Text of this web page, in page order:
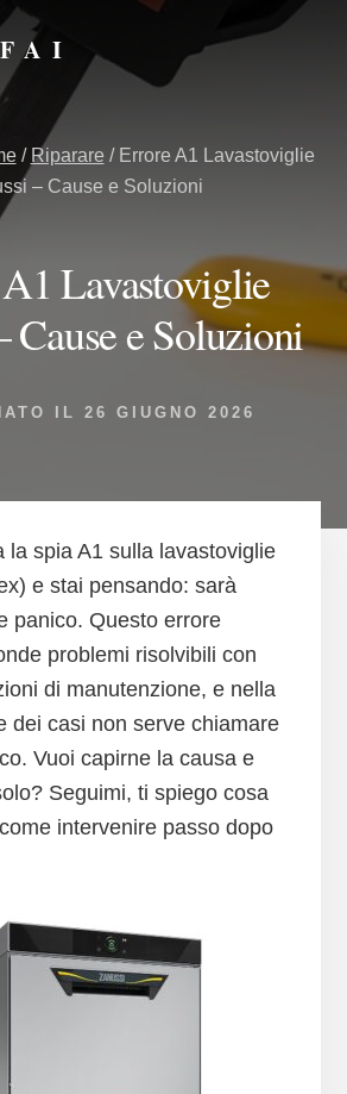
/ Riparare /Errore A1 Lavastoviglie
– Cause e Soluzioni
Lavastoviglie
Cause e Soluzioni
IL 26 GIUGNO 2026
la spia A1 sulla lavastoviglie
e stai pensando: sarà
panico. Questo errore
problemi risolvibili con
di manutenzione, e nella
dei casi non serve chiamare
Vuoi capirne la causa e
Seguimi, ti spiego cosa
intervenire passo dopo